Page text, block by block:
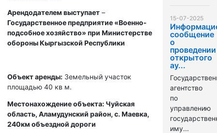
Арендодателем выступает –
Государственное предприятие «Военно-
подсобное хозяйство» при Министерстве
обороны Кыргызской Республики
Объект аренды: Земельный участок
площадью 40 кв м.
Местонахождение объекта: Чуйская
область, Аламудунский район, с. Маевка,
240км объездной дороги
15-07-2025
сообщение
о
проведении
открытого
ау...
агентство
по
управлению
иму...